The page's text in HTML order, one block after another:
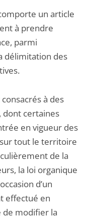
un article
à prendre
parmi
délimitation des
à des
dont certaines
en vigueur des
tout le territoire
de la
la loi organique
d’un
effectué en
de modifier la